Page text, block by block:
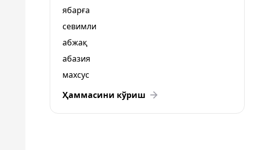
ябарға
севимли
абжақ
абазия
махсус
Ҳаммасини кўриш